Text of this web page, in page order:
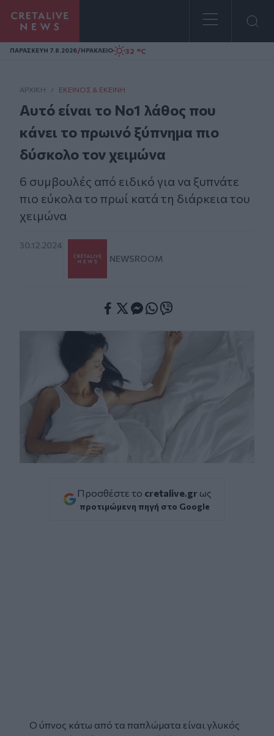
Homepage
ΠΑΡΑΣΚΕΥΗ 7.8.2026/ΗΡΑΚΛΕΙΟ 32 °C
ΑΡΧΙΚΗ / ΕΚΕΊΝΟΣ & ΕΚΕΊΝΗ
Αυτό είναι το Νο1 λάθος που
κάνει το πρωινό ξύπνημα πιο
δύσκολο τον χειμώνα
6 συμβουλές από ειδικό για να ξυπνάτε
πιο εύκολα το πρωί κατά τη διάρκεια του
χειμώνα
30.12.2024
NEWSROOM
Προσθέστε το cretalive.gr ως
προτιμώμενη πηγή στο Google
Ο ύπνος κάτω από τα παπλώματα είναι γλυκός